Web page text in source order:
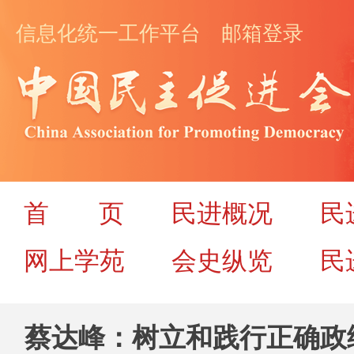
信息化统一工作平台 邮箱登录
首 页 民进概况
民
网上学苑
会史纵览 民
蔡达峰：树立和践行正确